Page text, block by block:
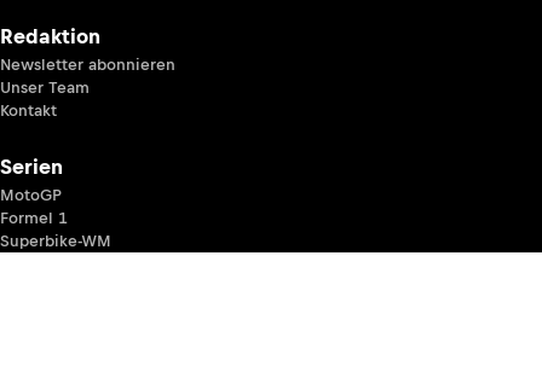
Redaktion
Newsletter abonnieren
Unser Team
Kontakt
Serien
MotoGP
Formel 1
Superbike-WM